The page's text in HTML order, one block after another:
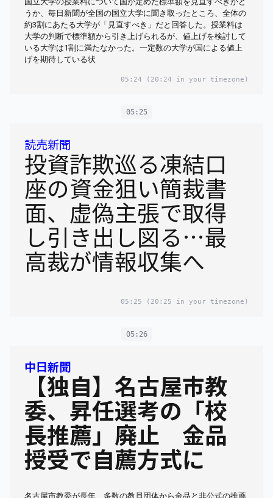
うか、毎日新聞が全国の国立大学に聞き取ったところ、全体の
約3割にあたる大学が「見直すべき」だと回答した。授業料は
大学の判断で標準額から引き上げられるが、値上げを検討して
いる大学は1割に満たなかった。一定数の大学が国による値上
げを期待している状
05:24 (20:24 in your timezone)
05:25
読売新聞
投資詐欺巡る凍結口
座の資金狙い簡裁書
面、虚偽主張で取得
し引き出し図る…最
高裁が情報収集へ
05:25 (20:25 in your timezone)
05:26
中日新聞
【独自】名古屋市教
委、昇任選考の「校
長推薦」廃止 金品
授受で自薦方式に
名古屋市教委が長年、多数の教員団体から金品と非公式の推薦